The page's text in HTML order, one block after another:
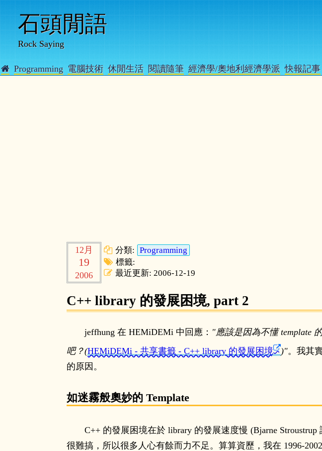
石頭閒語
Rock Saying
 Programming 電腦技術 休閒生活 閱讀隨筆 經濟學/奧地利經濟學派 快報記事
12月
19
2006
分類: Programming
標籤:
最近更新: 2006-12-19
C++ library 的發展困境, part 2
jeffhung 在 HEMiDEMi 中回應：
應該是因為不懂 template
吧？(HEMiDEMi - 共享書籤 - C++ library 的發展困境 ) 。我其
的原因。
如迷霧般奧妙的 Template
C++ 的發展困境在於 library 的發展速度慢 (Bjarne
很難搞，所以很多人心有餘而力不足。算算資歷，我在 1996-